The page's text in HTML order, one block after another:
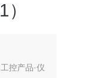
控产品·仪